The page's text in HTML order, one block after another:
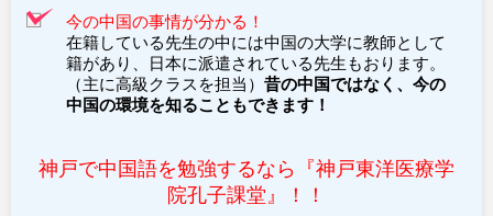
今の中国の事情が分かる！
在籍している先生の中には中国の大学に教師として
籍があり、日本に派遣されている先生もおります。
（主に高級クラスを担当） 昔の中国ではなく、今の
中国の環境を知ることもできます！
神戸で中国語を勉強するなら『神戸東洋医療学
院孔子課堂』！！